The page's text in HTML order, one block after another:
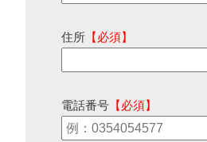
住所 【必須】
電話番号 【必須】